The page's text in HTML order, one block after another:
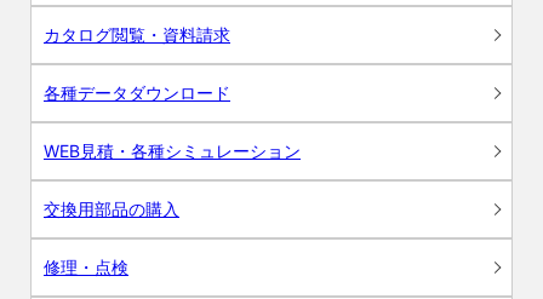
カタログ閲覧・資料請求
各種データダウンロード
WEB見積・各種シミュレーション
交換用部品の購入
修理・点検